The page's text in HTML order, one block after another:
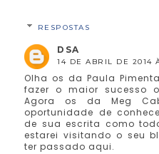
RESPOSTAS
DSA
14 DE ABRIL DE 2014
Olha os da Paula
fazer o maior sucesso
Agora os da Meg
oportunidade de
de sua escrita como
estarei visitando o seu
ter passado aqui.